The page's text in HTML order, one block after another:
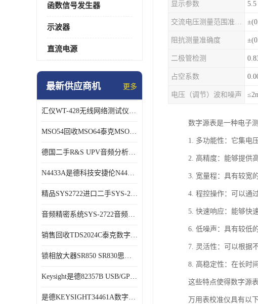
函数信号发生器
示波器
直流电源
最新供应商机 更多
汇仪WT-428无线网络测试仪WT328销售/回收
MSO54回收MSO64泰克MSO56B混号示波器
德国二手R&S UPV音频分析仪长期销售回收
N4433A是德科技安捷伦N4433A网络分析仪校准件
精品SYS2722进口二手SYS-2722 音频分析仪
音频精密系统SYS-2722音频分析仪
销售回收TDS2024C泰克数字示波器TDS3054C
锁相放大器SR850 SR830思坦福
Keysight是德82357B USB/GPIB接口
是德KEYSIGHT34461A数字万用表六位半34470A
显示参数 5.5
交流电压测量范围准确度
阻抗测量准确度
二极管检测
占空系数
电压（调节）波和噪声
数字源表是一种电子
1. 多功能性：它集电
2. 高精度：能够提供
3. 宽量程：具有较宽
4. 程控操作：可以通
5. 快速响应：能够快
6. 低噪声：具有较低
7. 灵活性：可以根据
8. 高稳定性：在长时
这些特点使得数字源
万用表校准仪具有以下